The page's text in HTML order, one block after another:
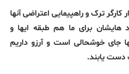
پُر قدرت ۲۵۰ هزار کارگر ترک و راهپیمایی اعتراضی آنها
هایشان برای ما هم طبقه ایها و
جای خوشحالی است و آرزو داریم
دست یابند.